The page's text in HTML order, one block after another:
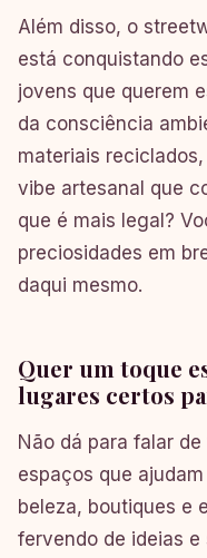
Além disso, o
está conquistando
jovens que querem
da consciência
materiais
vibe artesanal que
que é mais legal?
preciosidades em
daqui mesmo.
Quer um toque
lugares certos
Não dá para falar
espaços que
beleza, boutiques e
fervendo de ideias